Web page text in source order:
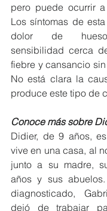
pero puede ocurrir
Los síntomas de
dolor de
sensibilidad cerca
fiebre y cansancio
No está clara la
produce este tipo de
Conoce más sobre
Didier, de 9 años,
vive en una casa, al
junto a su madre,
años y sus
diagnosticado,
dejó de trabajar